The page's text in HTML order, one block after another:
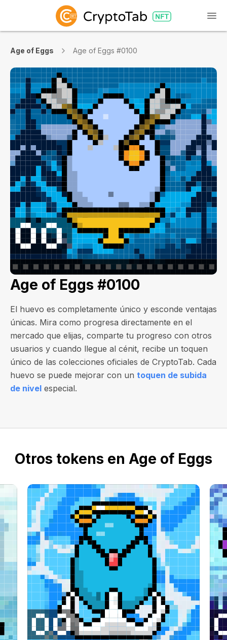
Age of Eggs Age of Eggs #0100
Age of Eggs #0100
El huevo es completamente único y esconde ventajas
únicas. Mira como progresa directamente en el
mercado que elijas, comparte tu progreso con otros
usuarios y cuando llegue al cénit, recibe un toquen
único de las colecciones oficiales de CryptoTab. Cada
huevo se puede mejorar con un toquen de subida
de nivel especial.
Otros tokens en Age of Eggs